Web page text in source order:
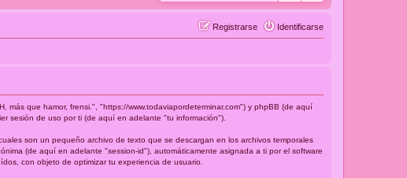
Identificarse
Registrarse
que hamor, frensi.", "https://www.todaviapordeterminar.com") y phpBB (de aquí
sesión de uso por ti (de aquí en adelante "tu información").
son un pequeño archivo de texto que se descargan en los archivos temporales
(de aquí en adelante "session-id"), automáticamente asignada a ti por el software
con objeto de optimizar tu experiencia de usuario.